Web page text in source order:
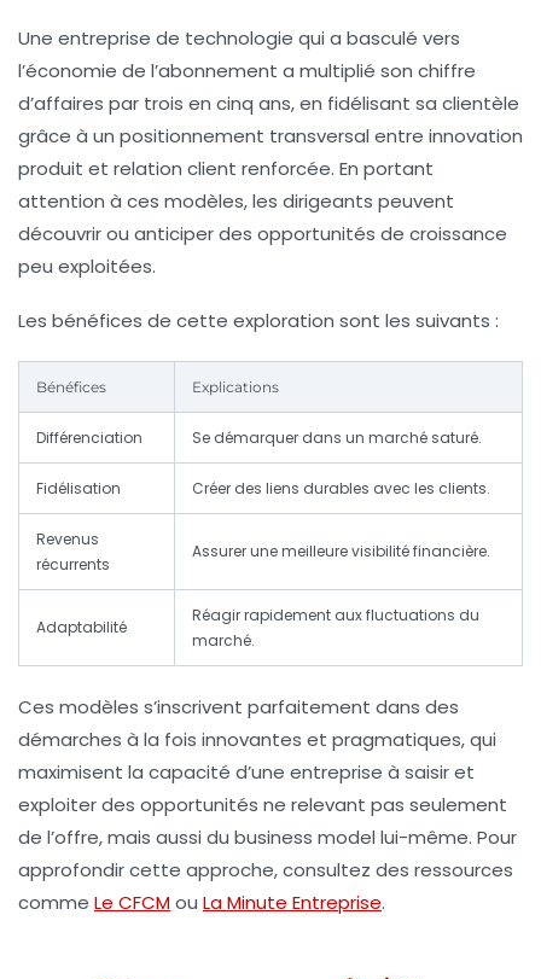
Une entreprise de technologie qui a basculé vers
l’économie de l’abonnement a multiplié son chiffre
d’affaires par trois en cinq ans, en fidélisant sa clientèle
grâce à un positionnement transversal entre innovation
produit et relation client renforcée. En portant
attention à ces modèles, les dirigeants peuvent
découvrir ou anticiper des opportunités de croissance
peu exploitées.
Les bénéfices de cette exploration sont les suivants :
Bénéfices Explications
Différenciation Se démarquer dans un marché saturé.
Fidélisation Créer des liens durables avec les clients.
Revenus
récurrents
Assurer une meilleure visibilité financière.
Adaptabilité
Réagir rapidement aux fluctuations du
marché.
Ces modèles s’inscrivent parfaitement dans des
démarches à la fois innovantes et pragmatiques, qui
maximisent la capacité d’une entreprise à saisir et
exploiter des opportunités ne relevant pas seulement
de l’offre, mais aussi du business model lui-même. Pour
approfondir cette approche, consultez des ressources
comme Le CFCMou La Minute Entreprise.